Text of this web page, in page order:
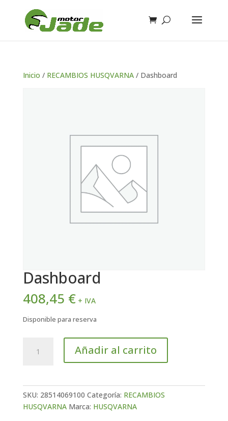
Inicio / RECAMBIOS HUSQVARNA/ Dashboard
Dashboard
408,45 € + IVA
Disponible para reserva
cantidad
Añadir al carrito
SKU: 28514069100 Categoría: RECAMBIOS
HUSQVARNA Marca: HUSQVARNA